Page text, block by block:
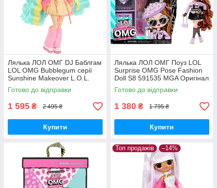
Лялька ЛОЛ ОМГ DJ Баблгам
LOL OMG Bubblegum серії
Sunshine Makeover L.O.L.
Surprise! O.M.G. 589426
Оригінал
Готово до відправки
1 595 ₴ 2 495 ₴
Купити
Лялька ЛОЛ ОМГ Поуз LOL
Surprise OMG Pose Fashion
Doll S8 591535 MGA Оригінал
Готово до відправки
1 380 ₴ 1 795 ₴
Купити
Топ продажів –14%